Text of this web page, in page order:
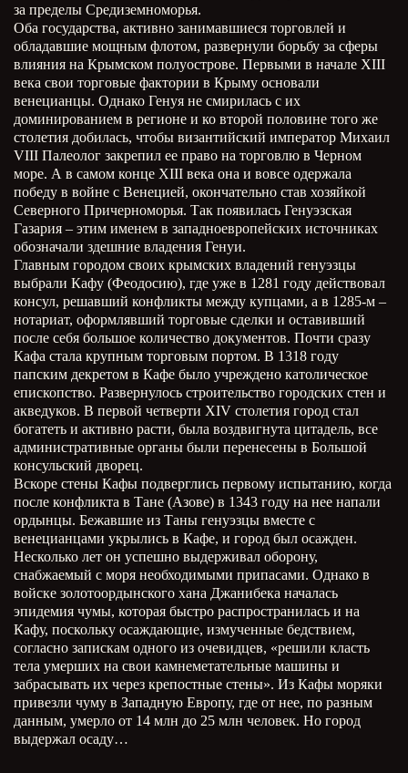
за пределы Средиземноморья.
Оба государства, активно занимавшиеся торговлей и
обладавшие мощным флотом, развернули борьбу за сферы
влияния на Крымском полуострове. Первыми в начале XIII
века свои торговые фактории в Крыму основали
венецианцы. Однако Генуя не смирилась с их
доминированием в регионе и ко второй половине того же
столетия добилась, чтобы византийский император Михаил
VIII Палеолог закрепил ее право на торговлю в Черном
море. А в самом конце XIII века она и вовсе одержала
победу в войне с Венецией, окончательно став хозяйкой
Северного Причерноморья. Так появилась Генуэзская
Газария – этим именем в западноевропейских источниках
обозначали здешние владения Генуи.
Главным городом своих крымских владений генуэзцы
выбрали Кафу (Феодосию), где уже в 1281 году действовал
консул, решавший конфликты между купцами, а в 1285-м –
нотариат, оформлявший торговые сделки и оставивший
после себя большое количество документов. Почти сразу
Кафа стала крупным торговым портом. В 1318 году
папским декретом в Кафе было учреждено католическое
епископство. Развернулось строительство городских стен и
акведуков. В первой четверти XIV столетия город стал
богатеть и активно расти, была воздвигнута цитадель, все
административные органы были перенесены в Большой
консульский дворец.
Вскоре стены Кафы подверглись первому испытанию, когда
после конфликта в Тане (Азове) в 1343 году на нее напали
ордынцы. Бежавшие из Таны генуэзцы вместе с
венецианцами укрылись в Кафе, и город был осажден.
Несколько лет он успешно выдерживал оборону,
снабжаемый с моря необходимыми припасами. Однако в
войске золотоордынского хана Джанибека началась
эпидемия чумы, которая быстро распространилась и на
Кафу, поскольку осаждающие, измученные бедствием,
согласно запискам одного из очевидцев, «решили класть
тела умерших на свои камнеметательные машины и
забрасывать их через крепостные стены». Из Кафы моряки
привезли чуму в Западную Европу, где от нее, по разным
данным, умерло от 14 млн до 25 млн человек. Но город
выдержал осаду…